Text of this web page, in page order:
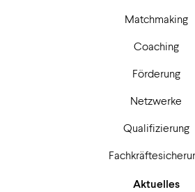
Matchmaking
Coaching
Förderung
Netzwerke
Qualifizierung
Aktuelles